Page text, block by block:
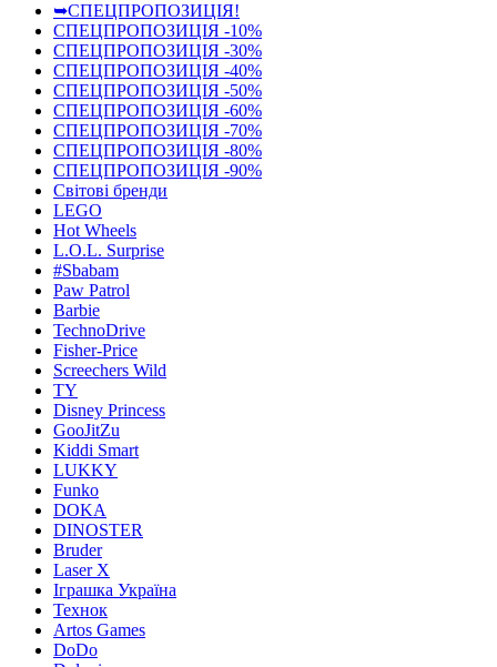
➥СПЕЦПРОПОЗИЦІЯ!
СПЕЦПРОПОЗИЦІЯ -10%
СПЕЦПРОПОЗИЦІЯ -30%
СПЕЦПРОПОЗИЦІЯ -40%
СПЕЦПРОПОЗИЦІЯ -50%
СПЕЦПРОПОЗИЦІЯ -60%
СПЕЦПРОПОЗИЦІЯ -70%
СПЕЦПРОПОЗИЦІЯ -80%
СПЕЦПРОПОЗИЦІЯ -90%
Світові бренди
LEGO
Hot Wheels
L.O.L. Surprise
#Sbabam
Paw Patrol
Barbie
TechnoDrive
Fisher-Price
Screechers Wild
TY
Disney Princess
GooJitZu
Kiddi Smart
LUKKY
Funko
DOKA
DINOSTER
Bruder
Laser X
Іграшка Україна
Технок
Artos Games
DoDo